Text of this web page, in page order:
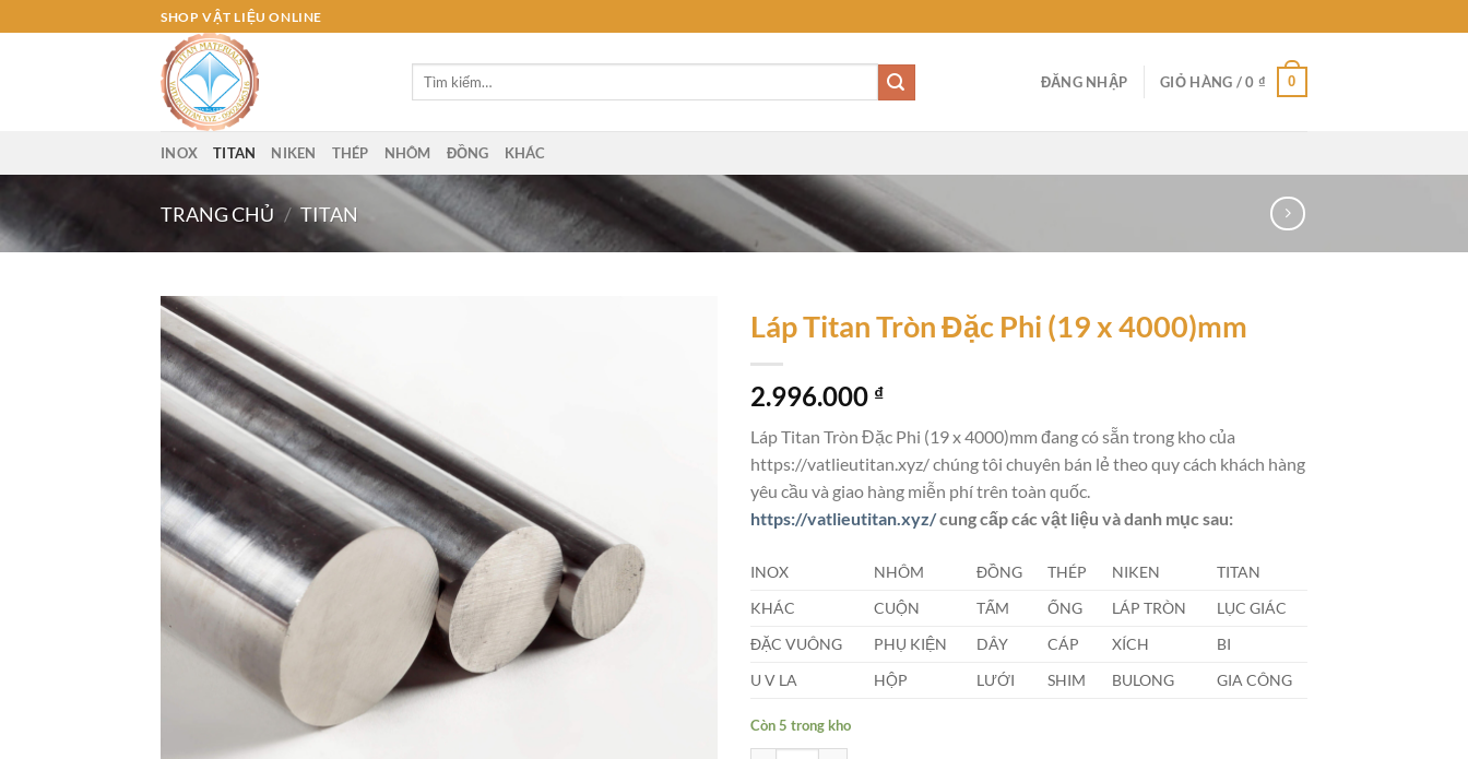
qua
SHOP VẬT LIỆU ONLINE
Tìm
ĐĂNG NHẬP GIỎ HÀNG /0 ₫ 0
INOX TITAN NIKEN THÉP NHÔM ĐỒNG KHÁC
TRANG CHỦ / TITAN
Láp Titan Tròn Đặc Phi (19 x 4000)mm
2.996.000 ₫
Láp Titan Tròn Đặc Phi (19 x 4000)mm đang có sẵn trong kho của
https://vatlieutitan.xyz/ chúng tôi chuyên bán lẻ theo quy cách khách hàng
yêu cầu và giao hàng miễn phí trên toàn quốc.
https://vatlieutitan.xyz/cung cấp các vật liệu và danh mục sau:
INOX NHÔM ĐỒNG THÉP NIKEN
TITAN
KHÁC
CUỘN TẤM ỐNG LÁP TRÒN
LỤC GIÁC
ĐẶC VUÔNG
PHỤ KIỆN DÂY CÁP XÍCH
BI
U V LA
HỘP LƯỚI SHIM BULONG GIA CÔNG
Còn 5 trong kho